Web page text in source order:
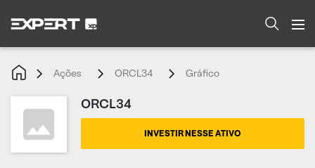
Ações ORCL34 Gráfico
ORCL34
INVESTIR NESSE ATIVO